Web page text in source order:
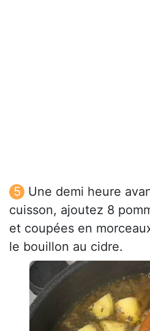
Une demi heure
cuisson, ajoutez 8
et coupées en
le bouillon au cidre.